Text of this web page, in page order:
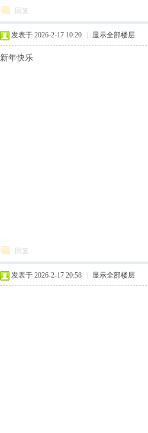
回复
发表于 2026-2-17 10:20 显示全部楼层
新年快乐
回复
发表于 2026-2-17 20:58 显示全部楼层